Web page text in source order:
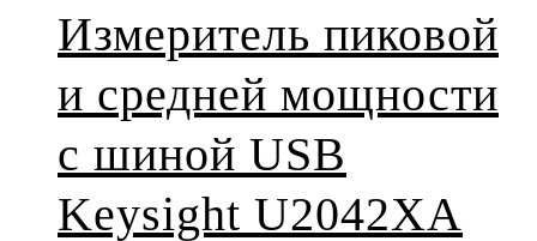
Измеритель пиковой
и средней мощности
с шиной USB
Keysight U2042XA